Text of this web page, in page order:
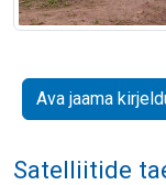
Ava jaama
Satelliitide